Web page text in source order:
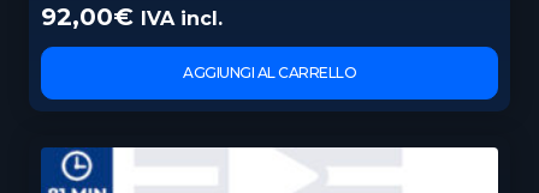
92,00€ IVA incl.
AGGIUNGI AL CARRELLO